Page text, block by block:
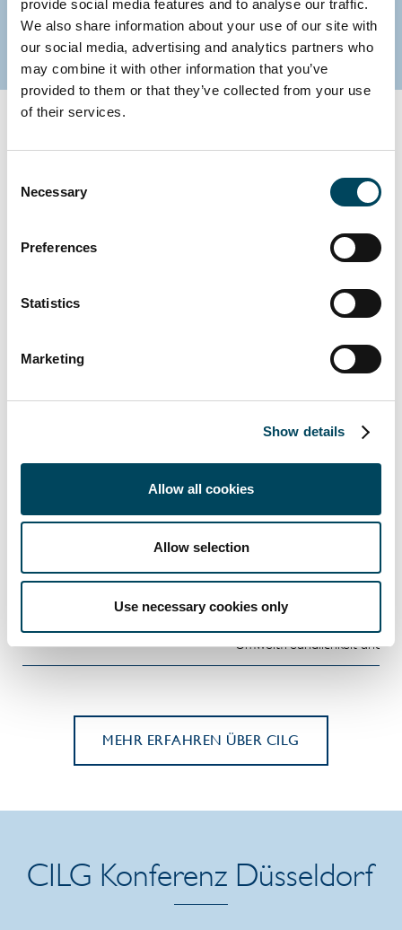
provide social media features and to analyse our traffic.
We also share information about your use of our site with
our social media, advertising and analytics partners who
may combine it with other information that you’ve
provided to them or that they’ve collected from your use
of their services.
Selection
Necessary
Preferences
Statistics
Marketing
Show details
Allow all cookies
Allow selection
Use necessary cookies only
starkes Zeichen für Kooperation und Innovation.
Fakten über das Programm
Moderner Wohnraum, um
Bedarf in Deutschland
Ein starkes
die Umsetzung
ESG-konform und nachhaltig
Umweltfreundlichkeit und
MEHR ERFAHREN ÜBER CILG
CILG Konferenz Düsseldorf